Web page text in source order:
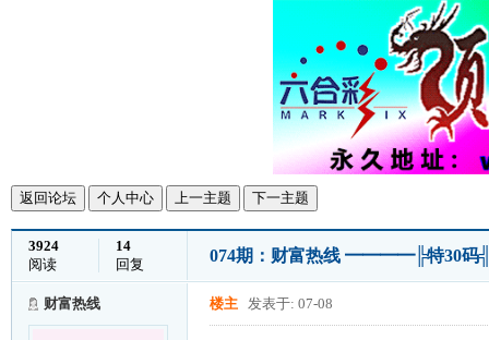
返回论坛 个人中心 上一主题 下一主题
3924
阅读
14
回复
074期：财富热线 ━━━━╠特
财富热线 楼主 发表于: 07-08